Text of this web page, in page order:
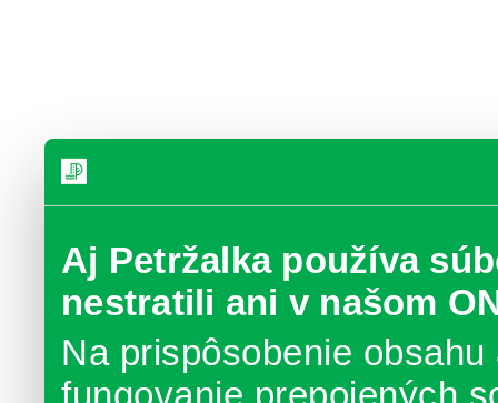
Aj Petržalka používa
nestratili ani v našom
Na prispôsobenie